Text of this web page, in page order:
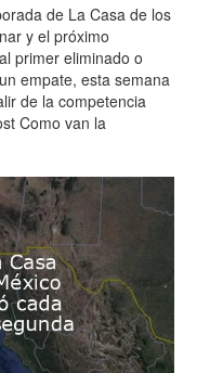
de La Casa de los
y el próximo
primer eliminado o
empate, esta semana
de la competencia
Como van la